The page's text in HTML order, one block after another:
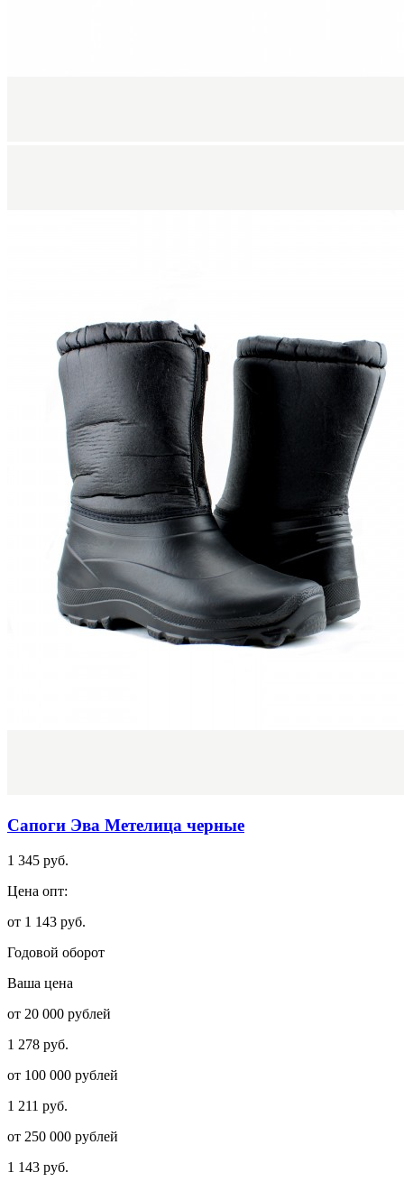
Сапоги Эва Метелица черные
1 345 руб.
Цена опт:
от 1 143 руб.
Годовой оборот
Ваша цена
от 20 000 рублей
1 278 руб.
от 100 000 рублей
1 211 руб.
от 250 000 рублей
1 143 руб.